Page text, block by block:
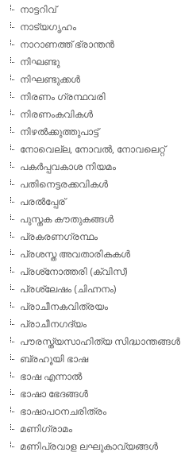
നാട്ടറിവ്
നാട്യഗൃഹം
നാറാണത്ത് ഭ്രാന്തന്‍
നിഘണ്ടു
നിഘണ്ടുക്കള്‍
നിരണം ഗ്രന്ഥവരി
നിരണംകവികള്‍
നിഴല്‍ക്കുത്തുപാട്ട്
നോവെല്ല, നോവല്‍, നോവലെറ്റ്
പകര്‍പ്പവകാശ നിയമം
പതിനെട്ടരക്കവികള്‍
പരല്‍പ്പേര്
പുസ്തക കൗതുകങ്ങള്‍
പ്രകരണഗ്രന്ഥം
പ്രശസ്ത അവതാരികകള്‍
പ്രശ്‌നോത്തരി (ക്വിസ്)
പ്രശ്ലേഷം (ചിഹ്നനം)
പ്രാചീനകവിത്രയം
പ്രാചീനഗദ്യം
പൗരസ്ത്യസാഹിത്യ സിദ്ധാന്തങ്ങള്‍
ബ്രഹൂയി ഭാഷ
ഭാഷ എന്നാല്‍
ഭാഷാ ഭേദങ്ങള്‍
ഭാഷാപഠനചരിത്രം
മണിഗ്രാമം
മണിപ്രവാള ലഘുകാവ്യങ്ങള്‍